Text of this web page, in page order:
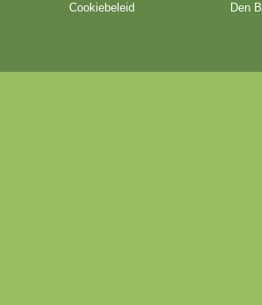
Cookiebeleid
Den